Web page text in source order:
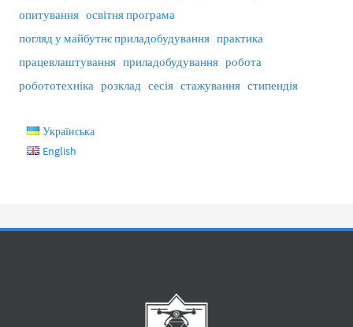
опитування освітня програма
погляд у майбутнє приладобудування практика
працевлаштування приладобудування робота
робототехніка розклад сесія стажування стипендія
Українська
English